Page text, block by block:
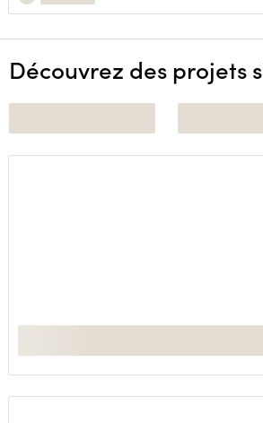
Découvrez des projets